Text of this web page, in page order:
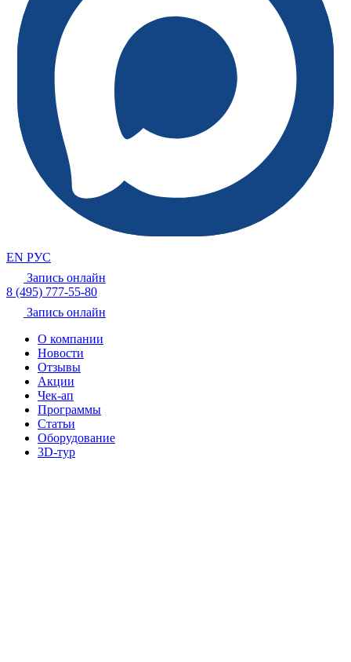
EN РУС
Запись онлайн
8 (495) 777-55-80
Запись онлайн
О компании
Новости
Отзывы
Акции
Чек-ап
Программы
Статьи
Оборудование
3D-тур